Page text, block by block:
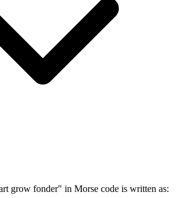
grow fonder" in Morse code is written as: